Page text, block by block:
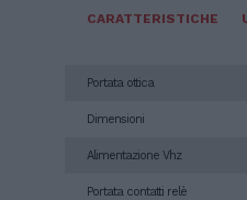
CARATTERISTICHE
Portata ottica
Dimensioni
Alimentazione Vhz
Portata contatti relè